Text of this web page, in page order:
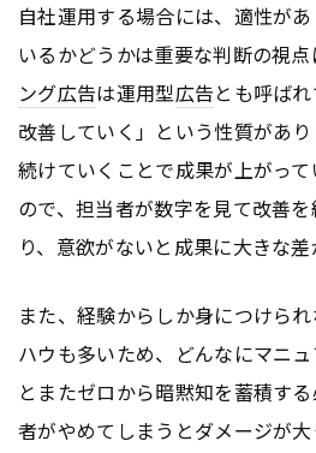
自社運用する場合には、適性が
いるかどうかは重要な判断の視点
ング広告は運用型広告とも呼ば
改善していく」という性質があ
続けていくことで成果が上がっ
ので、担当者が数字を見て改善
り、意欲がないと成果に大きな差
また、経験からしか身につけら
ハウも多いため、どんなにマニ
とまたゼロから暗黙知を蓄積す
者がやめてしまうとダメージが